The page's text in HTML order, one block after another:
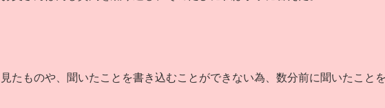
見たものや、聞いたことを書き込むことができない為、数分前に聞いたこと